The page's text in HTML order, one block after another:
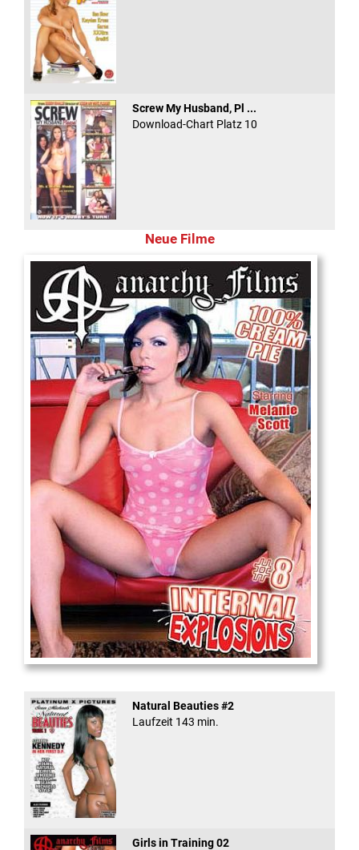
Screw My Husband, Pl ...
Download-Chart Platz 10
Neue Filme
Internal Explosionen
Natural Beauties #2
Laufzeit 143 min.
Girls in Training 02